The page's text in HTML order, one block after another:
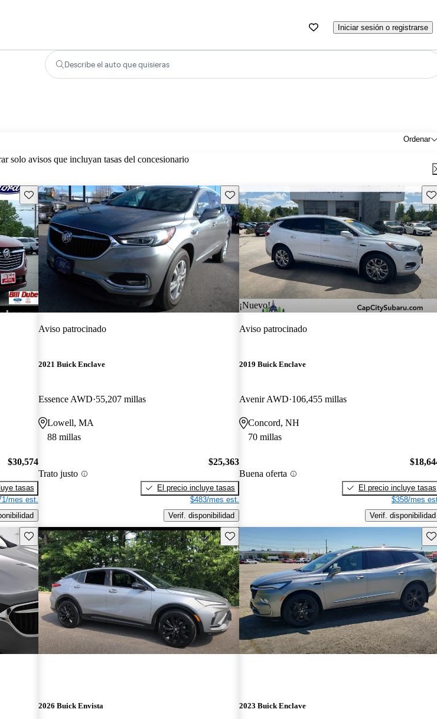
Iniciar sesión o registrarse
Describe el auto que quisieras
Ordenar
solo avisos que incluyan tasas del concesionario
Guarda este Aviso
$30,574
tasas
mes est.
Guarda este Aviso
Aviso patrocinado
2021 Buick Enclave
Essence AWD 55,207 millas
Lowell, MA
88 millas
Trato justo
$25,363
El precio incluye tasas
$483/mes est.
Verif. disponibilidad
¡Nuevo!
Aviso patrocinado
2019 Buick Enclave
Avenir AWD 106,455 millas
Concord, NH
70 millas
Buena oferta
El precio incluye tasas
$358/mes
Verif. disponibilidad
Guarda este Aviso Guarda este Aviso
2026 Buick Envista 2023 Buick Enclave